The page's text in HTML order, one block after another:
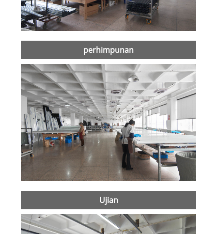
perhimpunan
Ujian